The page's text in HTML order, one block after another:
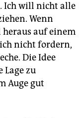
. Ich will nicht alle
Wenn
auf einem
nicht fordern,
Die Idee
Lage zu
Auge gut